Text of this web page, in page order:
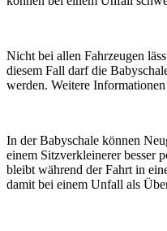
Nicht bei allen Fahrzeugen
diesem Fall darf die
werden. Weitere
In der Babyschale können
einem Sitzverkleinerer besser
bleibt während der Fahrt in
damit bei einem Unfall als